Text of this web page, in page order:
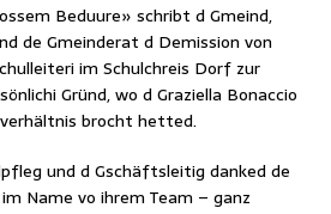
Beduure» schribt d Gmeind,
de Gmeinderat d Demission von
im Schulchreis Dorf zur
Gründ, wo d Graziella Bonaccio
brocht hetted.
und d Gschäftsleitig danked de
Name vo ihrem Team – ganz